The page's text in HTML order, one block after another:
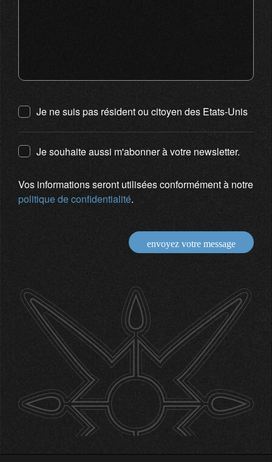
Je ne suis pas résident ou citoyen des Etats-Unis
Je souhaite aussi m'abonner à votre newsletter.
Vos informations seront utilisées conformément à notre
politique de confidentialité.
envoyez votre message